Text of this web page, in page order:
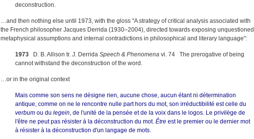
deconstruction.
…and then nothing else until 1973, with the gloss "A strategy of critical analysis associated with
the French philosopher Jacques Derrida (1930–2004), directed towards exposing unquestioned
metaphysical assumptions and internal contradictions in philosophical and literary language":
1973 D. B. Allison tr. J. Derrida Speech & Phenomena vi. 74 The prerogative of being
cannot withstand the deconstruction of the word.
…or in the original context
Mais comme son sens ne désigne rien, aucune chose, aucun étant ni détermination
antique, comme on ne le rencontre nulle part hors du mot, son irréductibilité est celle du
verbum ou du legein , de l'unité de la pensée et de la voix dans le logos. Le privilège de
l'être ne peut pas résister à la déconstruction du mot. Être est le premier ou le dernier mot
à résister à la déconstruction d'un langage de mots.